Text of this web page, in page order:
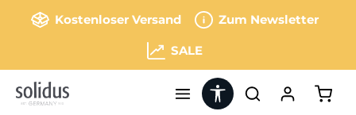
Zum Hauptinhalt springen
Kostenloser Versand Zum Newsletter
SALE
Werkzeugleiste anzeigen